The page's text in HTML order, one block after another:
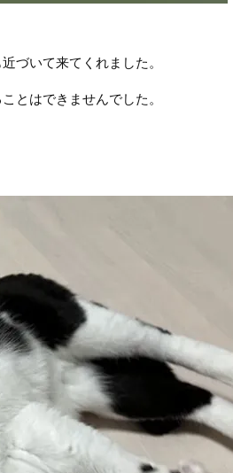
づいて来てくれました。
とはできませんでした。